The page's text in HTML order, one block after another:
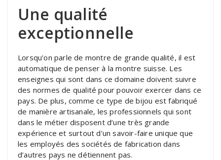
Une qualité
exceptionnelle
Lorsqu’on parle de montre de grande qualité, il est
automatique de penser à la montre suisse. Les
enseignes qui sont dans ce domaine doivent suivre
des normes de qualité pour pouvoir exercer dans ce
pays. De plus, comme ce type de bijou est fabriqué
de manière artisanale, les professionnels qui sont
dans le métier disposent d’une très grande
expérience et surtout d’un savoir-faire unique que
les employés des sociétés de fabrication dans
d’autres pays ne détiennent pas.